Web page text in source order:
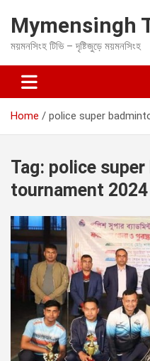
t
c
Mymensingh
ময়মনসিংহ টিভি – দৃষ্টিজুড়ে ময়মনসিংহ
Home police super
Tag: police
tournament 2024